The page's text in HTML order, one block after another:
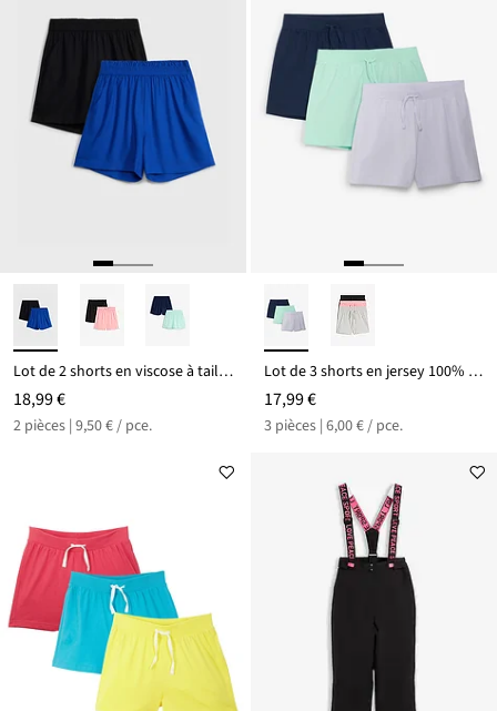
Lot de 2 shorts en viscose à taille élastiquée
18,99 €
2 pièces | 9,50 € / pce.
Lot de 3 shorts en jersey 100% coton
17,99 €
3 pièces | 6,00 € / pce.